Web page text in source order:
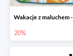
20%